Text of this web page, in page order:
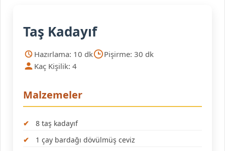
Taş Kadayıf
Hazırlama: 10 dk
Pişirme: 30 dk
Kaç Kişilik: 4
Malzemeler
8 taş kadayıf
1 çay bardağı dövülmüş ceviz